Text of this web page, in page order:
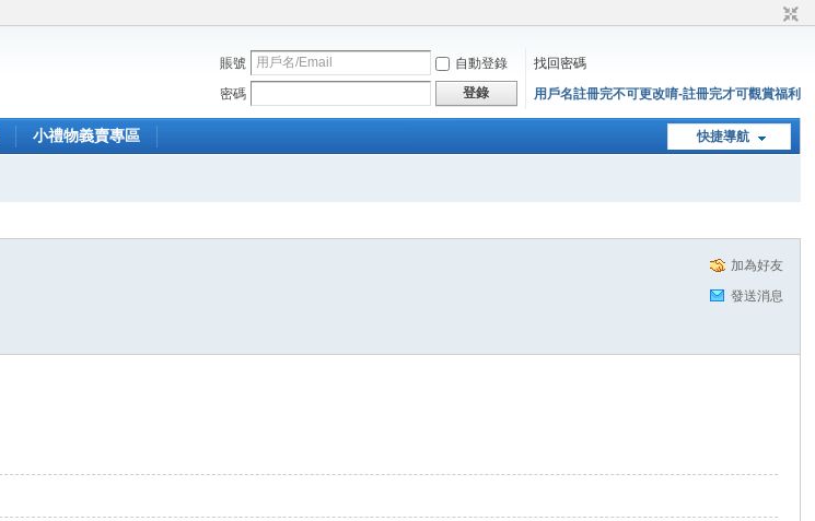
賬號 自動登錄
找回密碼
密碼
登錄 用戶名註冊完不可更改唷-註冊完才可觀賞福利
快捷導航
小禮物義賣專區
加為好友
發送消息